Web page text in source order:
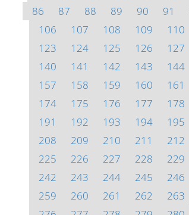
86
87 88 89 90 91
106
107 108 109 110
123
124 125 126 127
140
141 142 143 144
157
158 159 160 161
174
175 176 177 178
191
192 193 194 195
208
209 210 211 212
225
226 227 228 229
242
243 244 245 246
259
260 261 262 263